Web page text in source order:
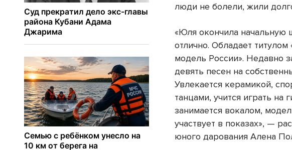
люди не болели, жили
«Юля окончила начальную
отлично. Обладает
модель России». Недавно
девять песен на
Увлекается керамикой,
танцами, учится играть на
занимается вокалом,
участвует в показах», —
юного дарования Алена